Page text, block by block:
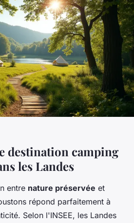
destination camping
les Landes
entre nature préservée et
répond parfaitement à
Selon l'INSEE, les Landes